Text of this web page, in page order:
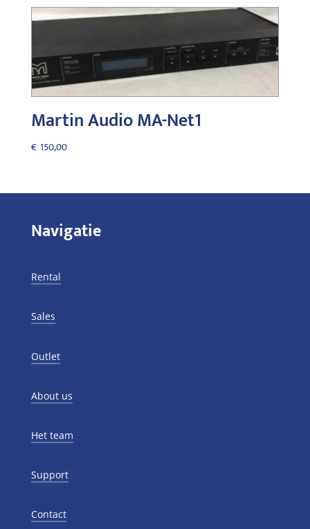
Martin Audio MA-Net1
€ 150,00
Navigatie
Rental
Sales
Outlet
About us
Het team
Support
Contact